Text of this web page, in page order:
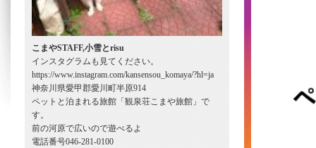
こまやSTAFF,小雪とrisu
インスタグラムも見てください。
https://www.instagram.com/kansensou_komaya/?hl=ja
神奈川県愛甲郡愛川町半原914
ペットと泊まれる旅館「観泉荘こまや旅館」で
す。
前の河原で広いので遊べるよ
電話番号046-281-0100